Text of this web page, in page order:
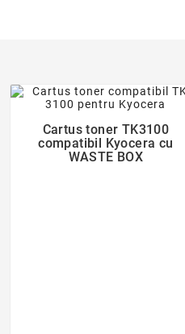

favorite_border
Cartus toner TK3100
compatibil Kyocera cu
WASTE BOX